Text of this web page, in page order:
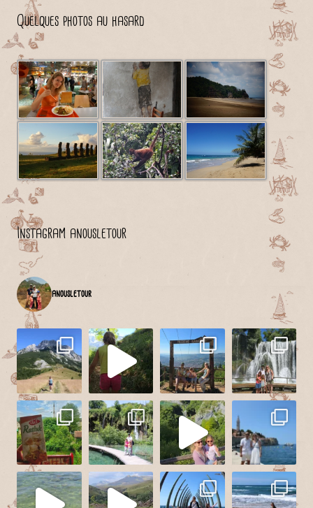
Quelques photos au hasard
Instagram anousletour
anousletour